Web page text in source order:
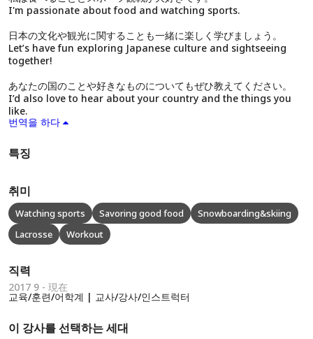
I'm passionate about food and watching sports.
日本の文化や観光に関することも一緒に楽しく学びましょう。
Let’s have fun exploring Japanese culture and sightseeing
together!
あなたの国のことや好きなものについてもぜひ教えてください。
I’d also love to hear about your country and the things you
like.
번역을 하다
특징
취미
Watching sports Savoring good food
Snowboarding&skiing
Lacrosse
Workout
직력
2017 9 - 現在
교육/훈련/어학계 | 교사/강사/인스트럭터
이 강사를 선택하는 세대